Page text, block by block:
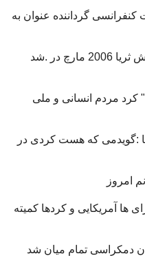
گرداننده عنوان به
عنوان تحت کنفرانسی در رهبری نقش ثریا 2006 مارچ در .شد
" کرد مردم انسانی و ملی
:گویدمی که هست کردی در
امروز
ها آمریکایی و کردها کمیته
دمکراسی تمام میان شد